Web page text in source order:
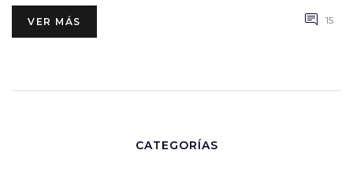
VER MÁS 15
CATEGORÍAS